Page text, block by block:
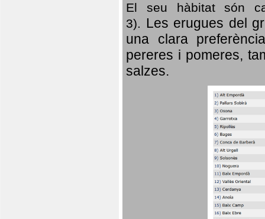
El seu hàbitat són
3). Les erugues del
una clara
pereres i pomeres,
salzes.